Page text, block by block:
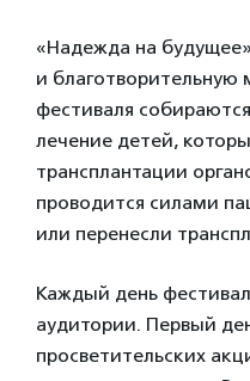
«Надежда на
и благотворительную
фестиваля
лечение детей,
трансплантации
проводится силами
или перенесли
Каждый день
аудитории. Первый
просветительских